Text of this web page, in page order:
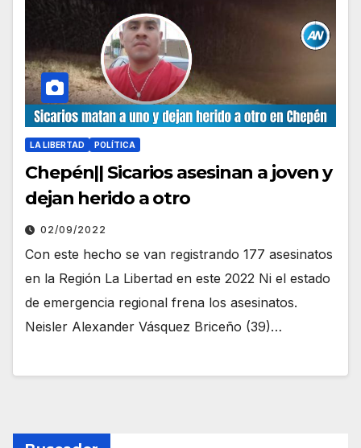
LA LIBERTAD POLÍTICA
Chepén|| Sicarios asesinan a joven y
dejan herido a otro
02/09/2022
Con este hecho se van registrando 177 asesinatos
en la Región La Libertad en este 2022 Ni el estado
de emergencia regional frena los asesinatos.
Neisler Alexander Vásquez Briceño (39)…